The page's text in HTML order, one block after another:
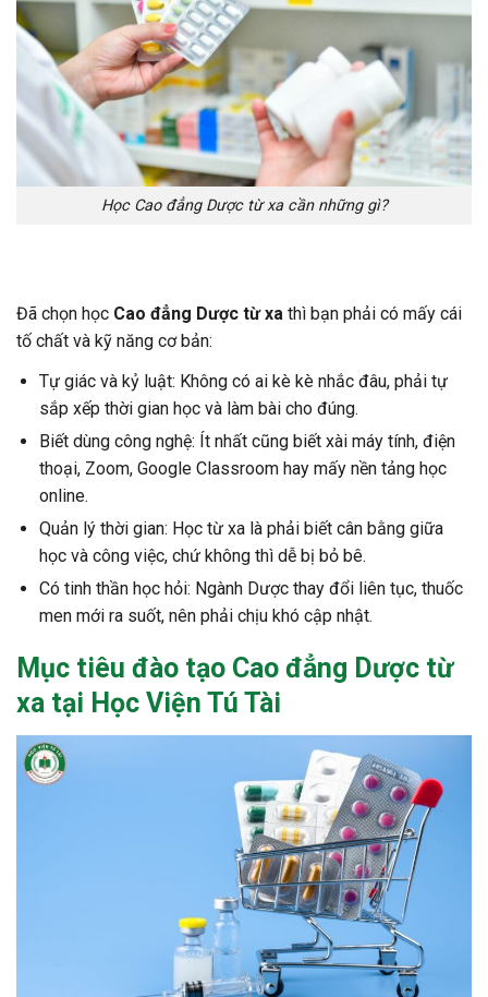
Học Cao đẳng Dược từ xa cần những gì?
Đã chọn học Cao đẳng Dược từ xa thì bạn phải có mấy cái
tố chất và kỹ năng cơ bản:
Tự giác và kỷ luật: Không có ai kè kè nhắc đâu, phải tự
sắp xếp thời gian học và làm bài cho đúng.
Biết dùng công nghệ: Ít nhất cũng biết xài máy tính, điện
thoại, Zoom, Google Classroom hay mấy nền tảng học
online.
Quản lý thời gian: Học từ xa là phải biết cân bằng giữa
học và công việc, chứ không thì dễ bị bỏ bê.
Có tinh thần học hỏi: Ngành Dược thay đổi liên tục, thuốc
men mới ra suốt, nên phải chịu khó cập nhật.
Mục tiêu đào tạo Cao đẳng Dược từ
xa tại Học Viện Tú Tài